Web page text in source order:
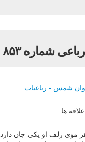
رباعی شماره ۸۵۳
شمس - رباعیات
ها
موی زلف او یکی جان دارد